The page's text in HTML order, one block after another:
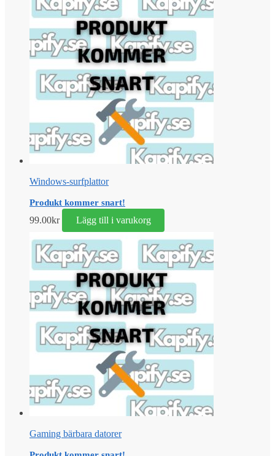
Windows-surfplattor
Produkt kommer snart!
99.00kr Lägg till i varukorg
Gaming bärbara datorer